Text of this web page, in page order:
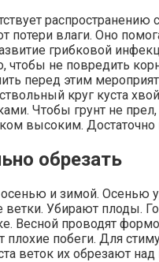
распространению
потери влаги. Оно
грибковой
чтобы не повредить
перед этим
круг куста
Чтобы грунт не
высоким. Достаточно
обрезать
и зимой. Осенью
Убирают плоды.
Весной проводят
плохие побеги. Для
веток их обрезают